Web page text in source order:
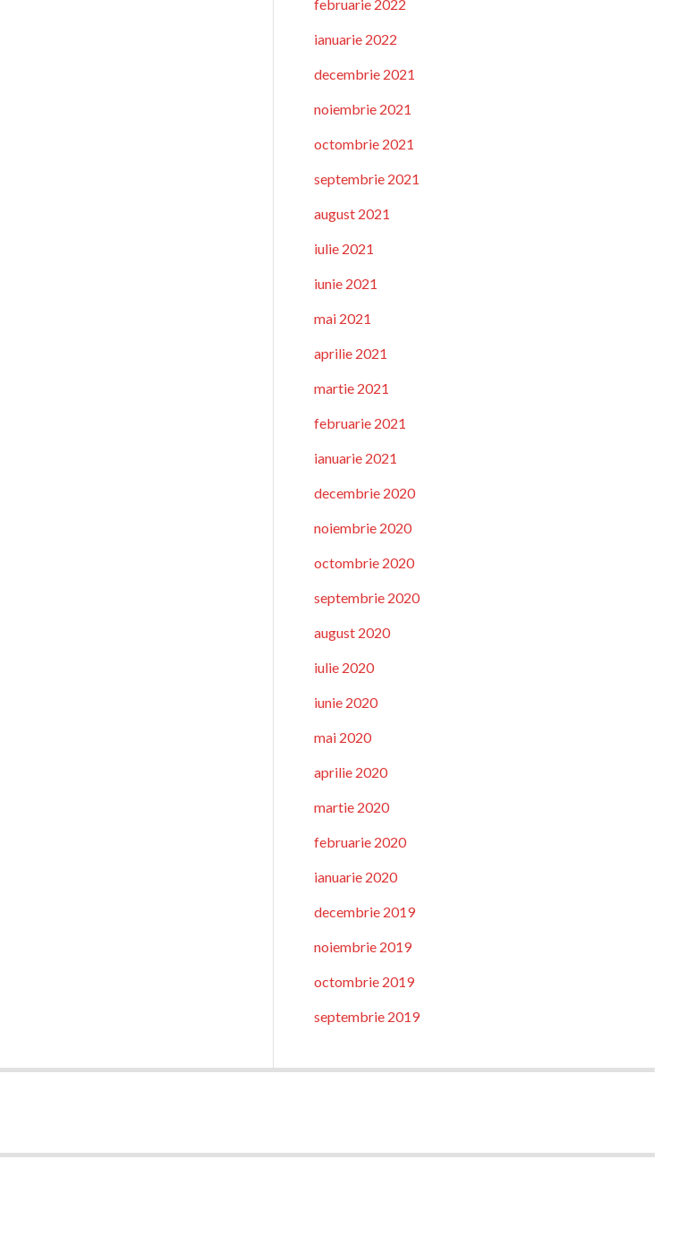
februarie 2022
ianuarie 2022
decembrie 2021
noiembrie 2021
octombrie 2021
septembrie 2021
august 2021
iulie 2021
iunie 2021
mai 2021
aprilie 2021
martie 2021
februarie 2021
ianuarie 2021
decembrie 2020
noiembrie 2020
octombrie 2020
septembrie 2020
august 2020
iulie 2020
iunie 2020
mai 2020
aprilie 2020
martie 2020
februarie 2020
ianuarie 2020
decembrie 2019
noiembrie 2019
octombrie 2019
septembrie 2019